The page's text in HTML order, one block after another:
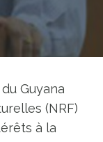
Guyana
(NRF)
à la